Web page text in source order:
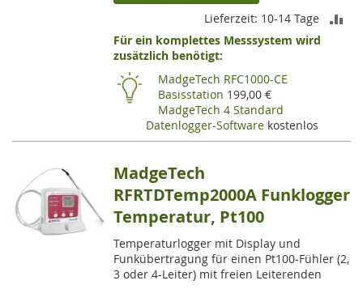
Lieferzeit: 10-14 Tage
Für ein komplettes Messsystem wird
zusätzlich benötigt:
MadgeTech RFC1000-CE
Basisstation 199,00 €
MadgeTech 4 Standard
Datenlogger-Software kostenlos
MadgeTech
RFRTDTemp2000A Funklogger
Temperatur, Pt100
Temperaturlogger mit Display und
Funkübertragung für einen Pt100-Fühler (2,
3 oder 4-Leiter) mit freien Leiterenden